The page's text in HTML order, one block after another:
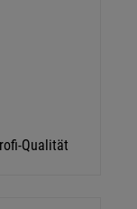
Qualität